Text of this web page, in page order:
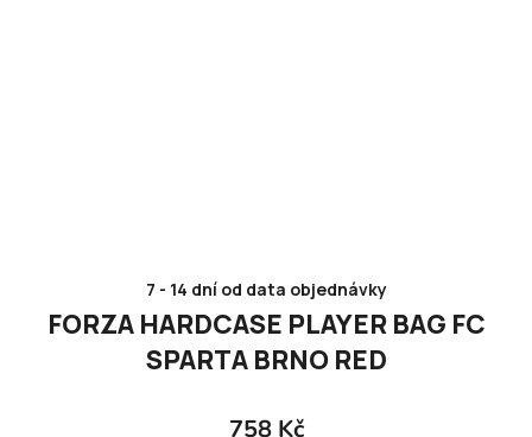
7 - 14 dní od data objednávky
FORZA HARDCASE PLAYER BAG FC
SPARTA BRNO RED
758 Kč